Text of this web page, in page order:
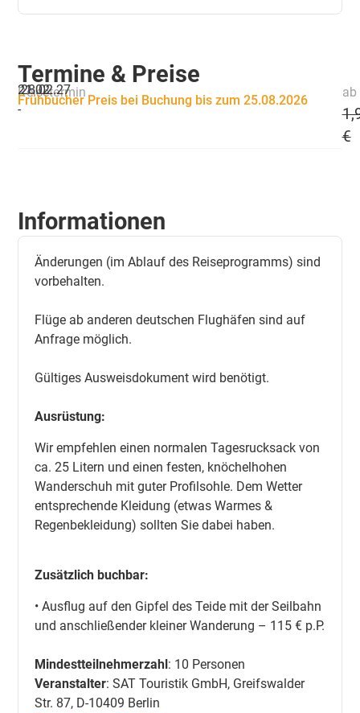
Termine & Preise
Reisetermin
21.02.
-
28.02.27
Frühbucher Preis bei Buchung bis zum 25.08.2026
ab
€
Informationen
Änderungen (im Ablauf des Reiseprogramms) sind
vorbehalten.
Flüge ab anderen deutschen Flughäfen sind auf
Anfrage möglich.
Gültiges Ausweisdokument wird benötigt.
Ausrüstung:
Wir empfehlen einen normalen Tagesrucksack von
ca. 25 Litern und einen festen, knöchelhohen
Wanderschuh mit guter Profilsohle. Dem Wetter
entsprechende Kleidung (etwas Warmes &
Regenbekleidung) sollten Sie dabei haben.
Zusätzlich buchbar:
• Ausflug auf den Gipfel des Teide mit der Seilbahn
und anschließender kleiner Wanderung – 115 € p.P.
Mindestteilnehmerzahl: 10 Personen
Veranstalter: SAT Touristik GmbH, Greifswalder
Str. 87, D-10409 Berlin